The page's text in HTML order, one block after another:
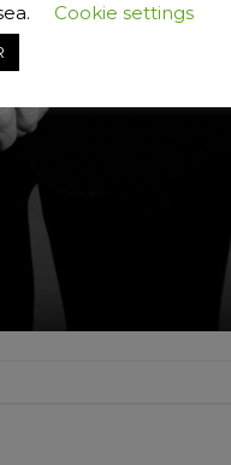
Cookie settings